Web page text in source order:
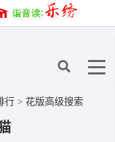
行 > 花版高级搜索